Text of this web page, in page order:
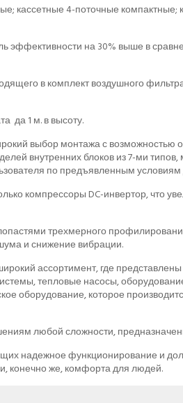
кассетные 4-поточные
эффективности на 30% выше в
в комплект воздушного
да 1 м. в высоту.
выбор монтажа с возможностью
внутренних блоков из 7-ми
по предъявленным
компрессоры DC-инвертор, что
трехмерного
и снижение вибрации.
ассортимент, где
тепловые насосы,
оборудование, которое
любой сложности,
функционирование и
конечно же, комфорта для людей.